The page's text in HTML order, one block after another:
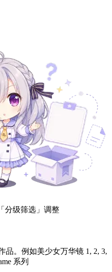
分级筛选」调整
品。例如美少女万华镜 1, 2, 3,
系列